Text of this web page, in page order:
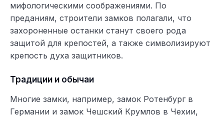
мифологическими соображениями. По
преданиям, строители замков полагали, что
захороненные останки станут своего рода
защитой для крепостей, а также символизируют
крепость духа защитников.
Традиции и обычаи
Многие замки, например, замок Ротенбург в
Германии и замок Чешский Крумлов в Чехии,